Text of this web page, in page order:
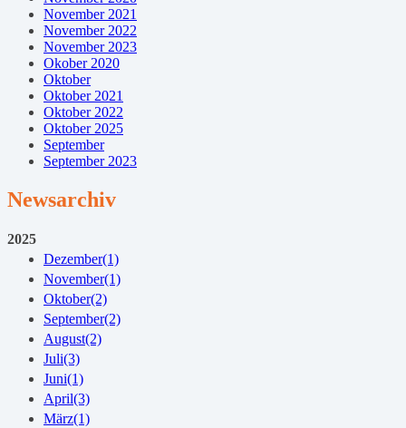
November 2021
November 2022
November 2023
Okober 2020
Oktober
Oktober 2021
Oktober 2022
Oktober 2025
September
September 2023
Newsarchiv
2025
Dezember(1)
November(1)
Oktober(2)
September(2)
August(2)
Juli(3)
Juni(1)
April(3)
März(1)